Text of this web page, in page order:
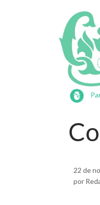
22 de
por